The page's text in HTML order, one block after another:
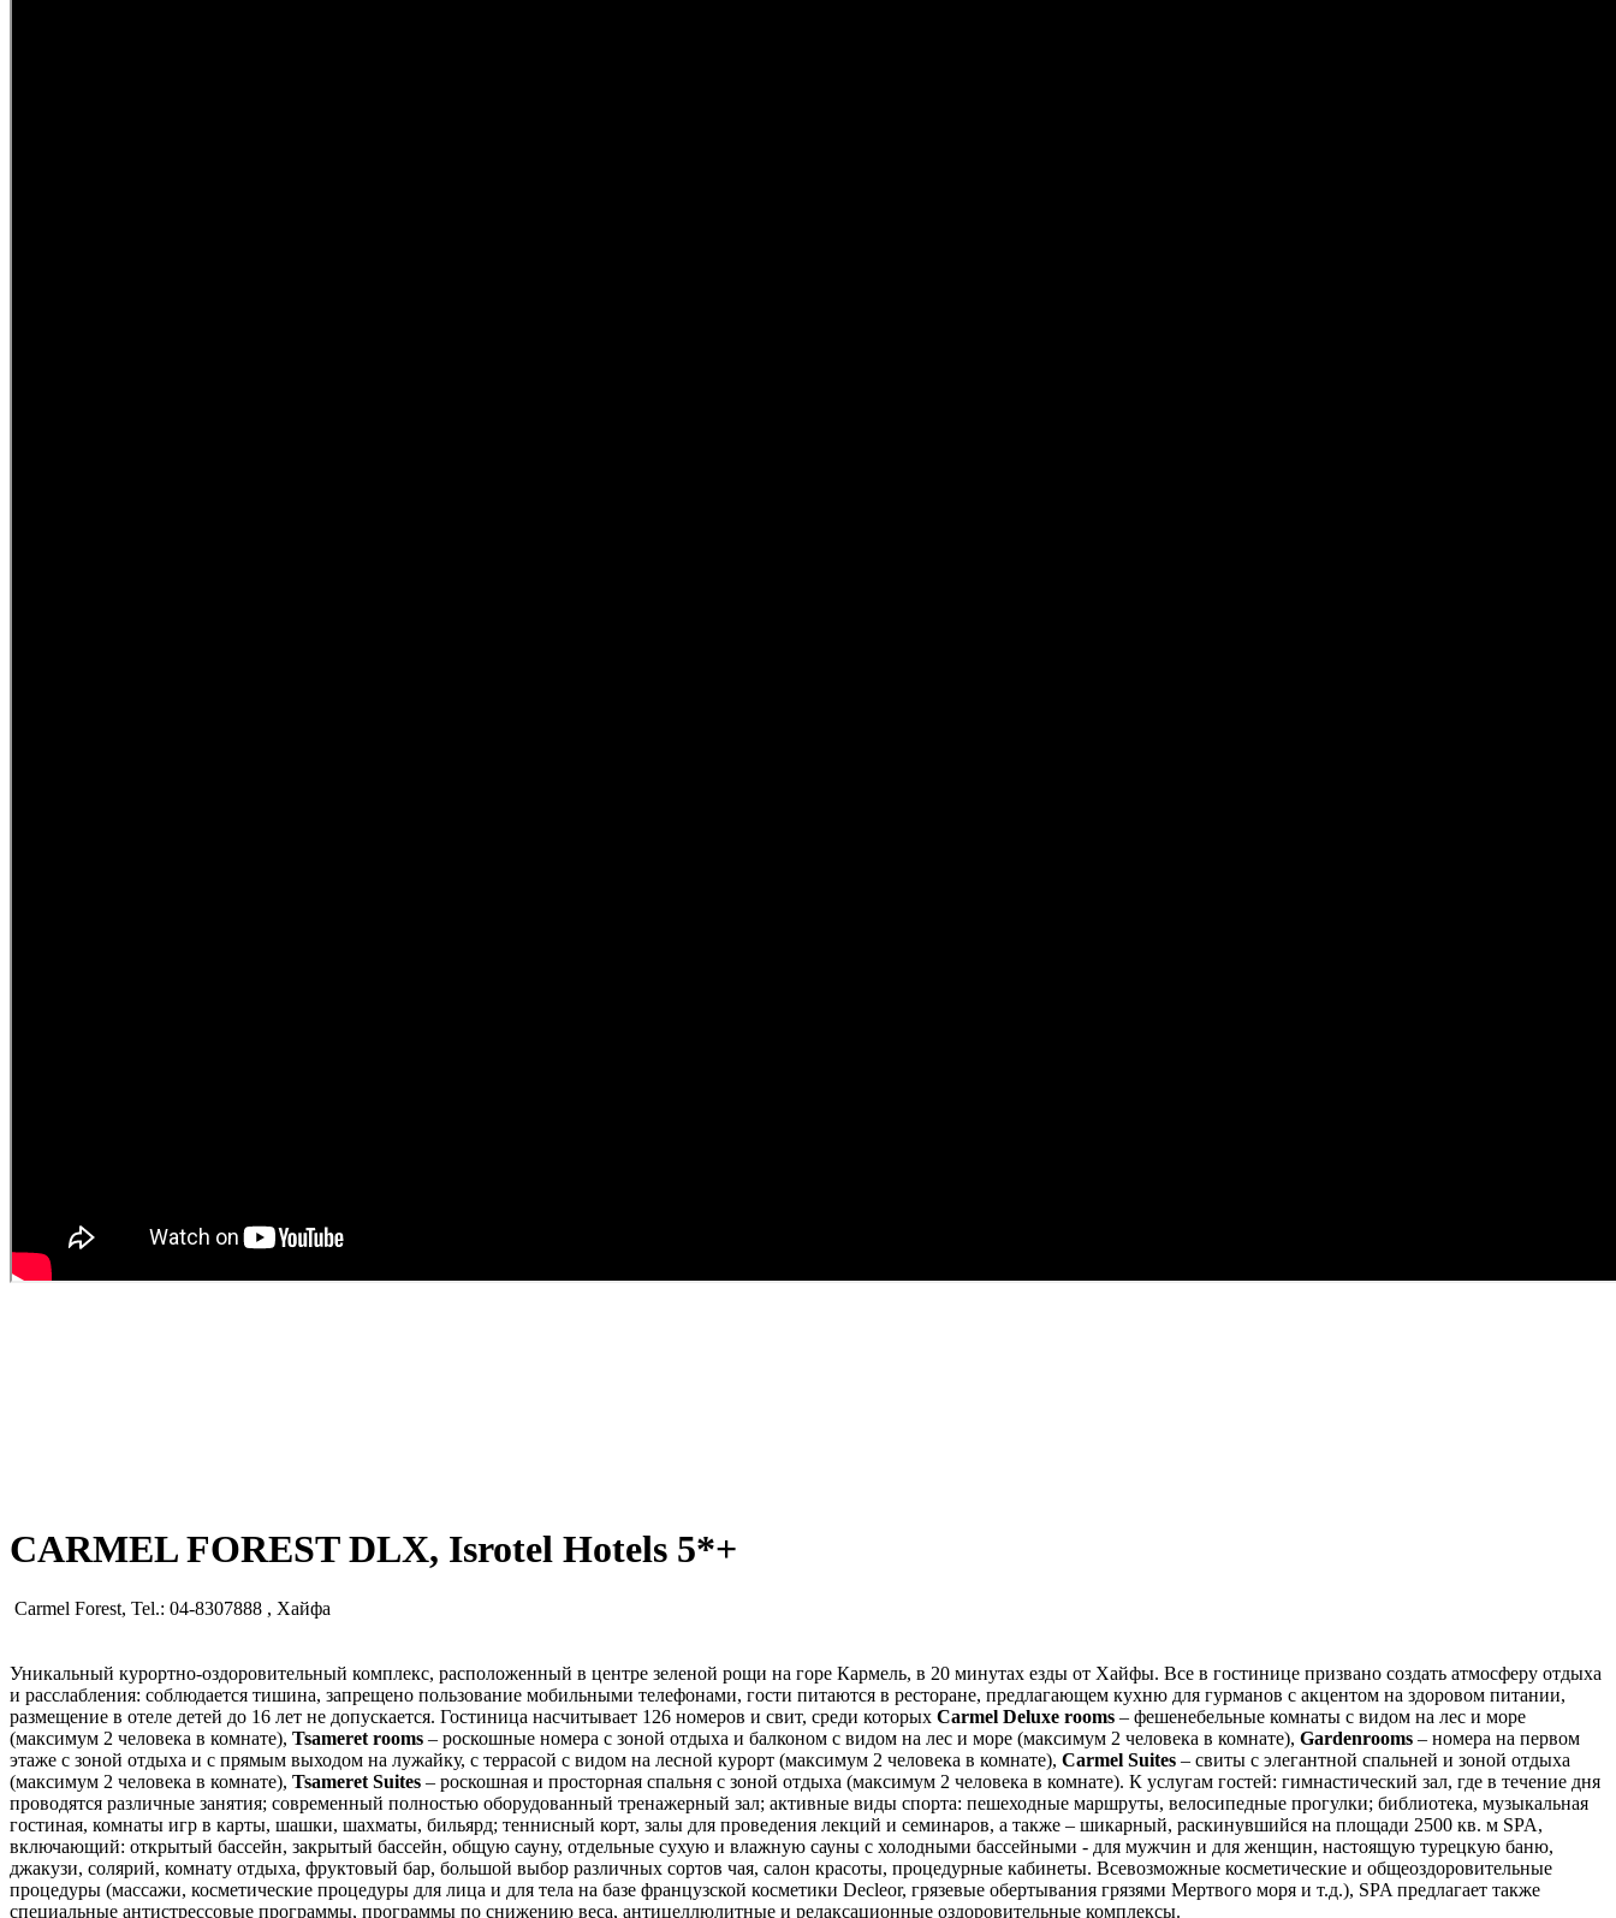
CARMEL FOREST DLX, Isrotel Hotels 5*+
Carmel Forest, Tel.: 04-8307888 , Хайфа
Уникальный курортно-оздоровительный комплекс, расположенный в центре зеленой рощи на горе Кармель, в 20 минутах езды от Хайфы. Все в гостинице призвано создать атмосферу отдыха
и расслабления: соблюдается тишина, запрещено пользование мобильными телефонами, гости питаются в ресторане, предлагающем кухню для гурманов с акцентом на здоровом питании,
размещение в отеле детей до 16 лет не допускается. Гостиница насчитывает 126 номеров и свит, среди которых Carmel Deluxe rooms – фешенебельные комнаты с видом на лес и море
(максимум 2 человека в комнате), Tsameret rooms – роскошные номера с зоной отдыха и балконом с видом на лес и море (максимум 2 человека в комнате), Gardenrooms – номера на первом
этаже с зоной отдыха и с прямым выходом на лужайку, с террасой с видом на лесной курорт (максимум 2 человека в комнате), Carmel Suites – свиты с элегантной спальней и зоной отдыха
(максимум 2 человека в комнате), Tsameret Suites – роскошная и просторная спальня с зоной отдыха (максимум 2 человека в комнате). К услугам гостей: гимнастический зал, где в течение дня
проводятся различные занятия; современный полностью оборудованный тренажерный зал; активные виды спорта: пешеходные маршруты, велосипедные прогулки; библиотека, музыкальная
гостиная, комнаты игр в карты, шашки, шахматы, бильярд; теннисный корт, залы для проведения лекций и семинаров, а также – шикарный, раскинувшийся на площади 2500 кв. м SPA,
включающий: открытый бассейн, закрытый бассейн, общую сауну, отдельные сухую и влажную сауны с холодными бассейными - для мужчин и для женщин, настоящую турецкую баню,
джакузи, солярий, комнату отдыха, фруктовый бар, большой выбор различных сортов чая, салон красоты, процедурные кабинеты. Всевозможные косметические и общеоздоровительные
процедуры (массажи, косметические процедуры для лица и для тела на базе французской косметики Decleor, грязевые обертывания грязями Мертвого моря и т.д.), SPA предлагает также
специальные антистрессовые программы, программы по снижению веса, антицеллюлитные и релаксационные оздоровительные комплексы.